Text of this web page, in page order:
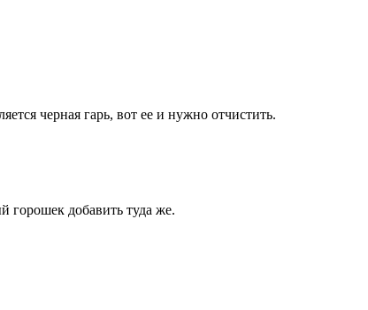
черная гарь, вот ее и нужно отчистить.
горошек добавить туда же.